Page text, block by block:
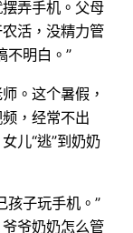
弄手机。父母
活，没精力管
不明白。”
。这个暑假，
，经常不出
儿“逃”到奶奶
孩子玩手机。”
爷奶奶怎么管